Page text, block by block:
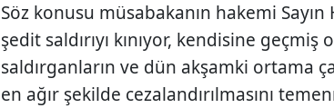
Söz konusu müsabakanın hakemi
şedit saldırıyı kınıyor, kendisine
saldırganların ve dün akşamki ortama
en ağır şekilde cezalandırılmasını